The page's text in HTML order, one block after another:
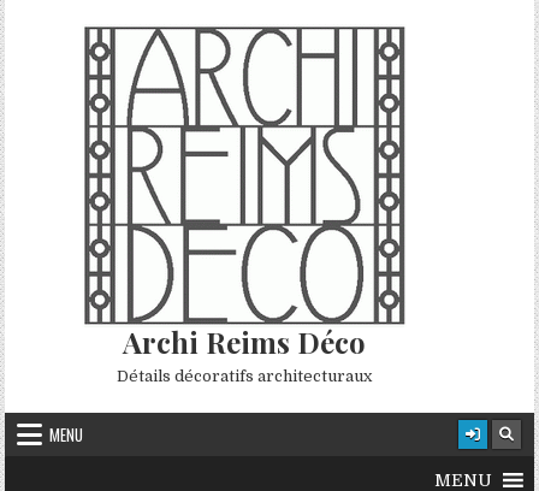
Skip to content
Archi Reims Déco
Détails décoratifs architecturaux
MENU
MENU